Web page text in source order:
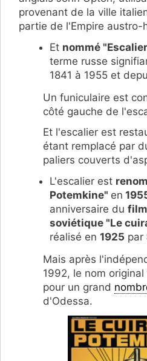
provenant de la ville
partie de l'Empire austro-
Et nommé
terme russe
1841 à 1955 et
Un funiculaire est
côté gauche de
Et l'escalier est
étant remplacé par
paliers couverts
L'escalier est
Potemkine" en
anniversaire du
soviétique "Le
réalisé en 1925 par
Mais après
1992, le nom
pour un grand
d'Odessa.